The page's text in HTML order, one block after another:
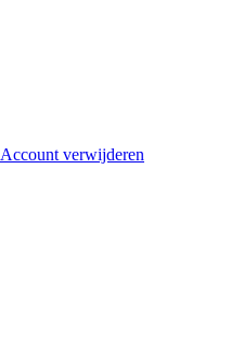
Account verwijderen